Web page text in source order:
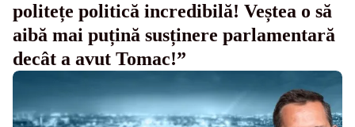
politețe politică incredibilă! Veștea o să
aibă mai puțină susținere parlamentară
decât a avut Tomac!”